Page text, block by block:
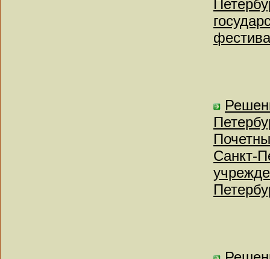
Санкт-